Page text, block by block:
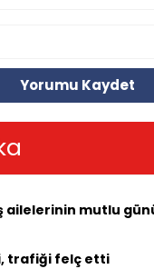
Yorumu Kaydet
ailelerinin mutlu
trafiği felç etti